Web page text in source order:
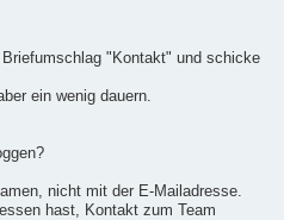
"Kontakt" und schicke
ein wenig dauern.
nicht mit der E-Mailadresse.
hast, Kontakt zum Team